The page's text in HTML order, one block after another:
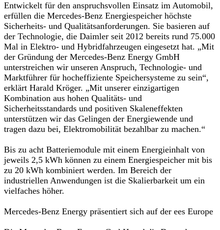
Entwickelt für den anspruchsvollen Einsatz im Automobil,
erfüllen die Mercedes-Benz Energiespeicher höchste
Sicherheits- und Qualitätsanforderungen. Sie basieren auf
der Technologie, die Daimler seit 2012 bereits rund 75.000
Mal in Elektro- und Hybridfahrzeugen eingesetzt hat. „Mit
der Gründung der Mercedes-Benz Energy GmbH
unterstreichen wir unseren Anspruch, Technologie- und
Marktführer für hocheffiziente Speichersysteme zu sein“,
erklärt Harald Kröger. „Mit unserer einzigartigen
Kombination aus hohen Qualitäts- und
Sicherheitsstandards und positiven Skaleneffekten
unterstützen wir das Gelingen der Energiewende und
tragen dazu bei, Elektromobilität bezahlbar zu machen.“
Bis zu acht Batteriemodule mit einem Energieinhalt von
jeweils 2,5 kWh können zu einem Energiespeicher mit bis
zu 20 kWh kombiniert werden. Im Bereich der
industriellen Anwendungen ist die Skalierbarkeit um ein
vielfaches höher.
Mercedes-Benz Energy präsentiert sich auf der ees Europe